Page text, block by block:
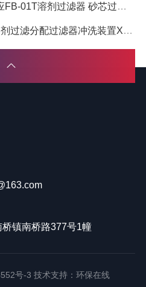
01T溶剂过滤器 砂芯过滤器
分配过滤器冲洗装置XX6602500
桥镇南桥路377号1幢
号-3 技术支持： 环保在线